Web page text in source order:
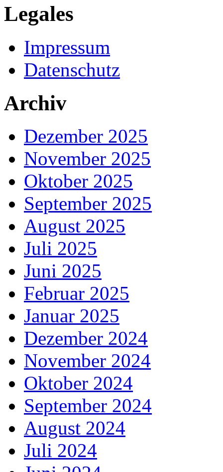
Legales
Impressum
Datenschutz
Archiv
Dezember 2025
November 2025
Oktober 2025
September 2025
August 2025
Juli 2025
Juni 2025
Februar 2025
Januar 2025
Dezember 2024
November 2024
Oktober 2024
September 2024
August 2024
Juli 2024